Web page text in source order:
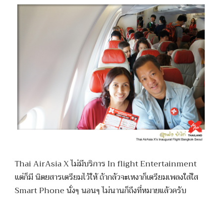
Thai AirAsia X ไม่มีบริการ In flight Entertainment
แต่ก็มี นิตยสารเตรียมไว้ให้ ถ้ากลัวจะเหงาก็เตรียมเพลงใส่ใส
Smart Phone นั่งๆ นอนๆ ไม่นานก็ถึงที่หมายแล้วครับ